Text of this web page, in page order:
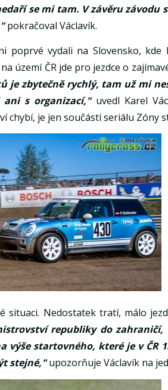
se mi tam. V závěru závodu
pokračoval Václavík.
poprvé vydali na Slovensko,
území ČR jde pro jezdce o
je zbytečně rychlý, tam už mi
ani s organizací," uvedl Karel
chybí, je jen součástí seriálu Zóny
situaci. Nedostatek tratí, málo
republiky do
startovného, které je v ČR
stejné,"upozorňuje Václavík na